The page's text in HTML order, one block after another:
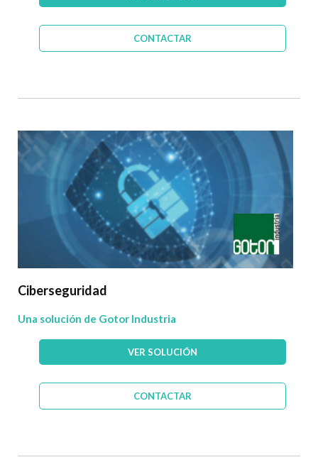
CONTACTAR
Ciberseguridad
Una solución de Gotor Industria
VER SOLUCIÓN
CONTACTAR